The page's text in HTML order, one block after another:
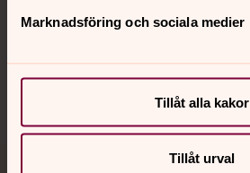
Marknadsföring och sociala medier
Tillåt alla kakor
Tillåt urval